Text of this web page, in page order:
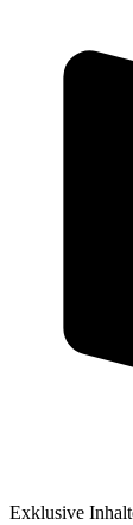
Exklusive